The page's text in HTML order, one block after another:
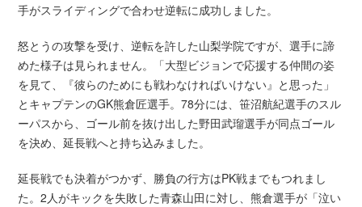
手がスライディングで合わせ逆転に成功しました。
怒とうの攻撃を受け、逆転を許した山梨学院ですが、選手に諦
めた様子は見られません。「大型ビジョンで応援する仲間の姿
を見て、『彼らのためにも戦わなければいけない』と思った」
とキャプテンのGK熊倉匠選手。78分には、笹沼航紀選手のスル
ーパスから、ゴール前を抜け出した野田武瑠選手が同点ゴール
を決め、延長戦へと持ち込みました。
延長戦でも決着がつかず、勝負の行方はPK戦までもつれまし
た。2人がキックを失敗した青森山田に対し、熊倉選手が「泣い